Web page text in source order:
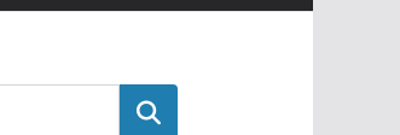
Pesquisar